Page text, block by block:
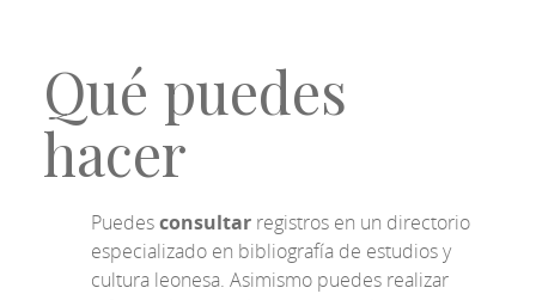
Qué puedes
hacer
Puedesconsultar registros en un directorio
especializado en bibliografía de estudios y
cultura leonesa. Asimismo puedes realizar